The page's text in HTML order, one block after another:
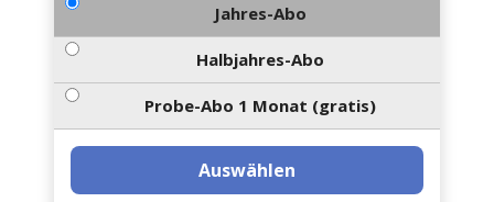
Jahres-Abo
Halbjahres-Abo
Probe-Abo 1 Monat (gratis)
Auswählen